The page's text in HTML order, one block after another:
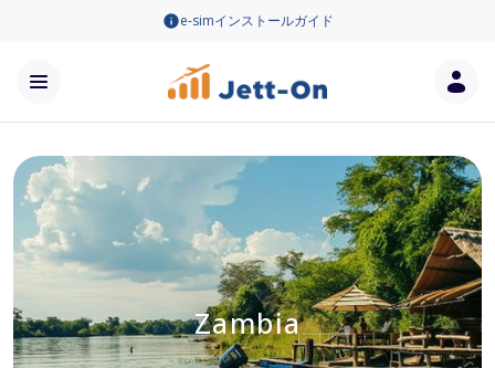
e-simインストールガイド
Zambia